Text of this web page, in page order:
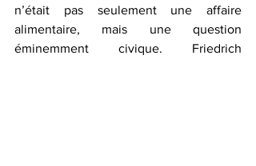
n’était pas seulement une affaire
alimentaire, mais une question
éminemment civique. Friedrich